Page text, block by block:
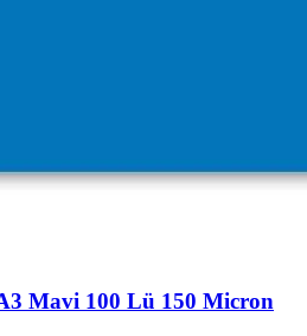
Mavi 100 Lü 150 Micron